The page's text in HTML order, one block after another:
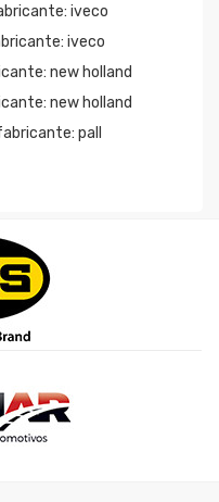
iveco
iveco
new holland
new holland
pall